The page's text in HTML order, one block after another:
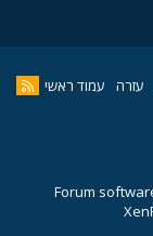
עזרה עמוד ראשי
Forum